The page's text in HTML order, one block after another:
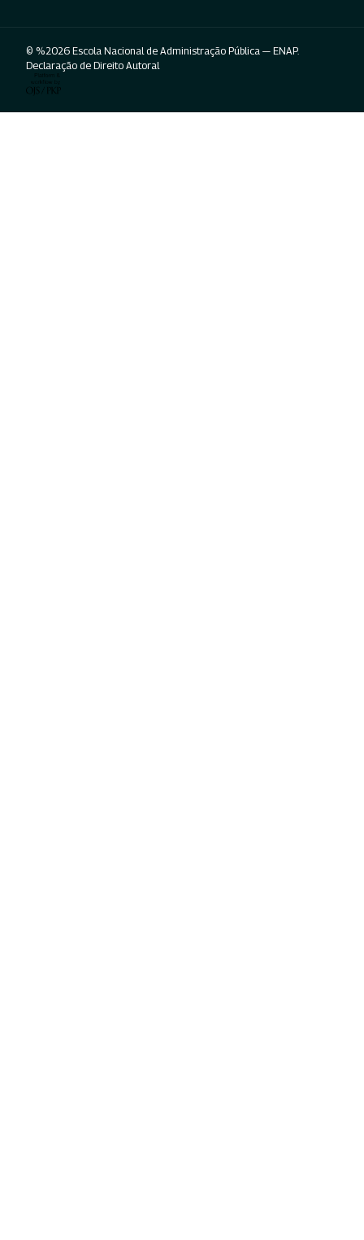
© %2026 Escola Nacional de Administração Pública — ENAP.
Declaração de Direito Autoral